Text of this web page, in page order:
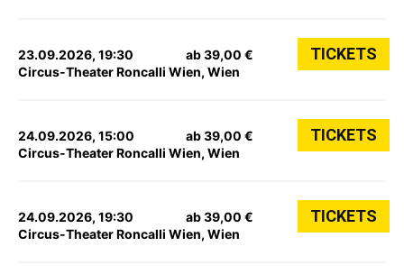
23.09.2026, 19:30
Circus-Theater Roncalli Wien, Wien
ab 39,00 € TICKETS
24.09.2026, 15:00
Circus-Theater Roncalli Wien, Wien
ab 39,00 € TICKETS
24.09.2026, 19:30
Circus-Theater Roncalli Wien, Wien
ab 39,00 € TICKETS